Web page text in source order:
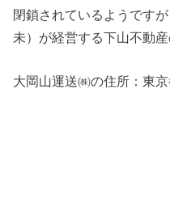
閉鎖されているようです
未）が経営する下山不動
大岡山運送㈱の住所：東